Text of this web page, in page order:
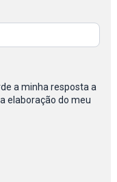
elaboração do meu